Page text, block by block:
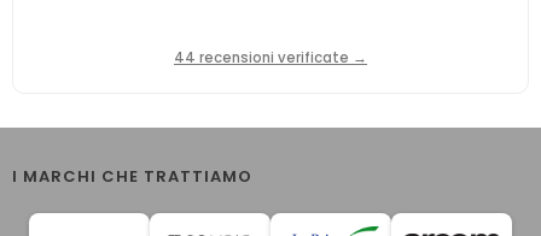
44 recensioni verificate →
I MARCHI CHE TRATTIAMO